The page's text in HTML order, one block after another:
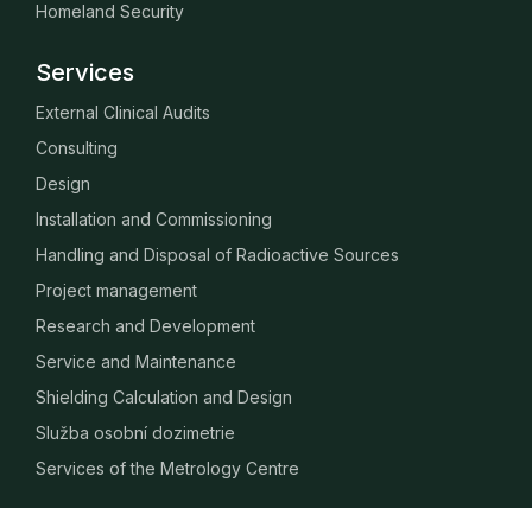
Homeland Security
Services
External Clinical Audits
Consulting
Design
Installation and Commissioning
Handling and Disposal of Radioactive Sources
Project management
Research and Development
Service and Maintenance
Shielding Calculation and Design
Služba osobní dozimetrie
Services of the Metrology Centre